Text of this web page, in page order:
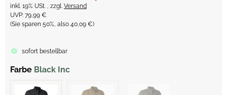
inkl. 19% USt. , zzgl. Versand
UVP: 79,99 €
(Sie sparen 50%, also 40,09 €)
sofort bestellbar
Farbe Black Inc